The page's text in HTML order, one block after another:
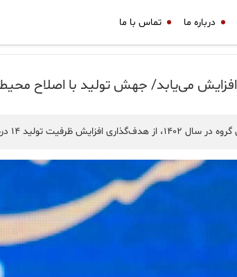
درباره ما تماس با ما